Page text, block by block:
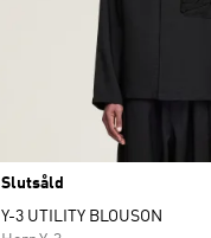
Slutsåld
Y-3 UTILITY BLOUSON